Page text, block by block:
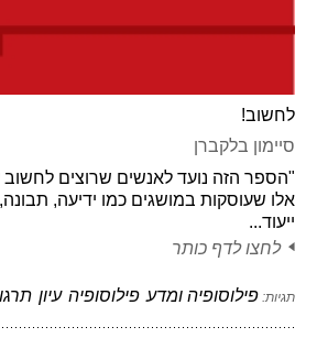
לחשוב!
סיימון בלקברן
"הספר הזה נועד לאנשים שרוצים לחשוב
אלו שעוסקות במושגים כמו ידיעה,
ייעוד...
לחצו לדף כותר
תגיות: פילוסופיה ומדע פילוסופיה עיון